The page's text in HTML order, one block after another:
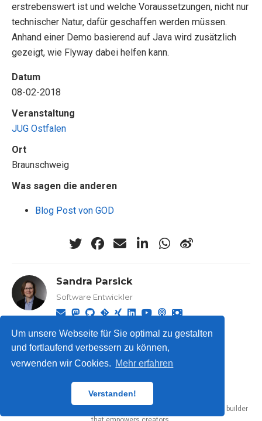
Um unsere Webseite für Sie optimal zu gestalten
und fortlaufend verbessern zu können,
verwenden wir Cookies. Mehr erfahren
Verstanden!
erstrebenswert ist und welche Voraussetzungen, nicht nur
technischer Natur, dafür geschaffen werden müssen.
Anhand einer Demo basierend auf Java wird zusätzlich
gezeigt, wie Flyway dabei helfen kann.
Datum
08-02-2018
Veranstaltung
JUG Ostfalen
Ort
Braunschweig
Was sagen die anderen
Blog Post von GOD
Sandra Parsick
Software Entwickler
© 2026 Sandra Parsick.
website builder